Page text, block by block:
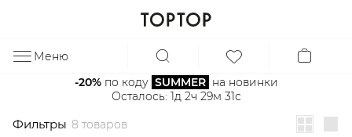
Меню
-20% по коду SUMMER на новинки
Осталось: 1д 2ч 29м 31с
Фильтры 8 товаров
Фильтры